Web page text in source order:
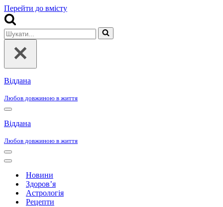
Перейти до вмісту
Шукати...
Віддана
Любов довжиною в життя
Меню
навігації
Віддана
Любов довжиною в життя
Меню
навігації
Меню
навігаціїНовини
Здоров’я
Астрологія
Рецепти